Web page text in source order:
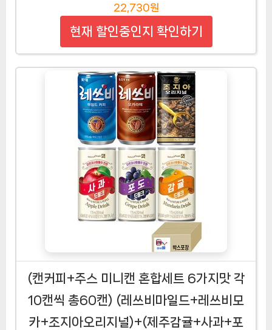
22,730원
현재 할인중인지 확인하기
(캔커피+주스 미니캔 혼합세트 6가지맛 각
10캔씩 총60캔) (레쓰비마일드+레쓰비모
카+조지아오리지널)+(제주감귤+사과+포